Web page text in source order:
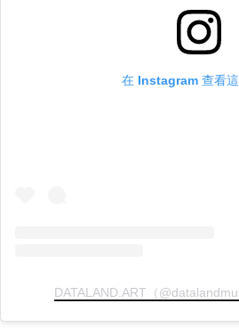
在 Instagram 查看
DATALAND.ART（